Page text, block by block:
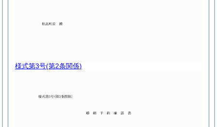
様式第3号(第2条関係)